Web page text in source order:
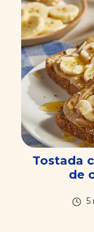
Tostada
de
5